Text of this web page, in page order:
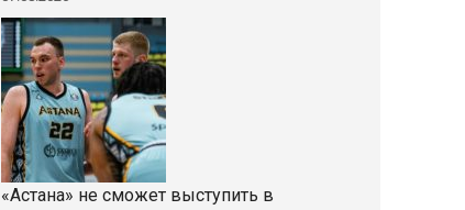
«Астана» не сможет выступить в